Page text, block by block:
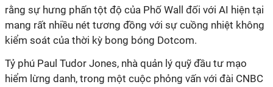
rằng sự hưng phấn tột độ của Phố Wall đối với AI hiện tại
mang rất nhiều nét tương đồng với sự cuồng nhiệt không
kiểm soát của thời kỳ bong bóng Dotcom.
Tỷ phú Paul Tudor Jones, nhà quản lý quỹ đầu tư mạo
hiểm lừng danh, trong một cuộc phỏng vấn với đài CNBC